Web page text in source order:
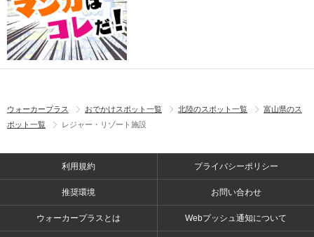
ウォーカープラス おでかけスポット一覧 北陸のスポット一覧
富山県のス
ポット一覧
レジャー・リゾート施設
利用規約 プライバシーポリシー
推奨環境 お問い合わせ
ウォーカープラスとは Webプッシュ通知について